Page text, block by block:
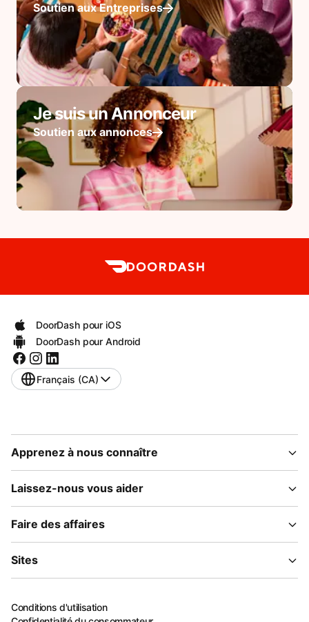
Soutien aux Entreprises
Je suis un Annonceur
Soutien aux annonces
DoorDash pour iOS
DoorDash pour Android
Français (CA)
Apprenez à nous connaître
Laissez-nous vous aider
Faire des affaires
Sites
Conditions d'utilisation